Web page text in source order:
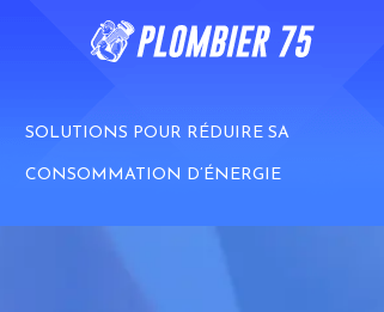
SOLUTIONS POUR RÉDUIRE SA
CONSOMMATION D’ÉNERGIE